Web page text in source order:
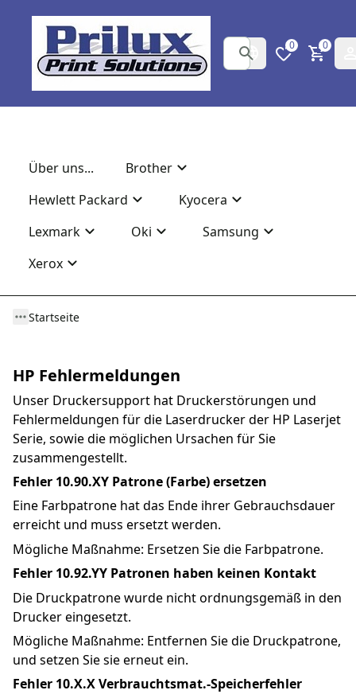
0 0
Über uns...
Brother
Hewlett Packard
Kyocera
Lexmark
Oki
Samsung
Xerox
Startseite
HP Fehlermeldungen
Unser Druckersupport hat Druckerstörungen und
Fehlermeldungen für die Laserdrucker der HP Laserjet
Serie, sowie die möglichen Ursachen für Sie
zusammengestellt.
Fehler 10.90.XY Patrone (Farbe) ersetzen
Eine Farbpatrone hat das Ende ihrer Gebrauchsdauer
erreicht und muss ersetzt werden.
Mögliche Maßnahme: Ersetzen Sie die Farbpatrone.
Fehler 10.92.YY Patronen haben keinen Kontakt
Die Druckpatrone wurde nicht ordnungsgemäß in den
Drucker eingesetzt.
Mögliche Maßnahme: Entfernen Sie die Druckpatrone,
und setzen Sie sie erneut ein.
Fehler 10.X.X Verbrauchtsmat.-Speicherfehler